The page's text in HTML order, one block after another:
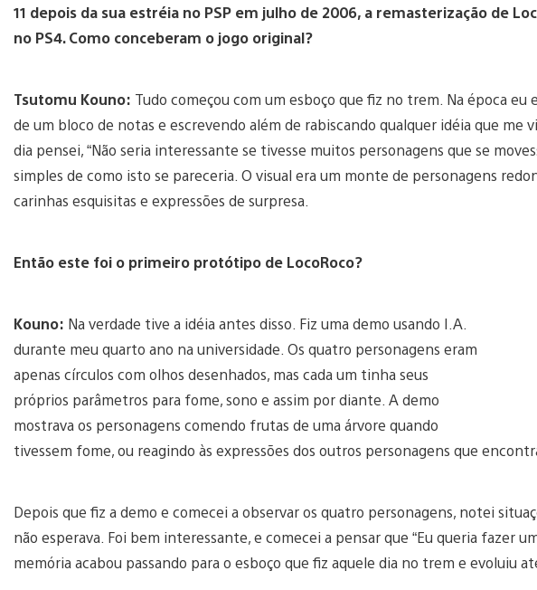
11 depois da sua estréia no PSP em julho de 2006, a remasterização de
no PS4. Como conceberam o jogo original?
Tsutomu Kouno: Tudo começou com um esboço que fiz no trem. Na época eu
de um bloco de notas e escrevendo além de rabiscando qualquer idéia que me
dia pensei, “Não seria interessante se tivesse muitos personagens que se
simples de como isto se pareceria. O visual era um monte de personagens
carinhas esquisitas e expressões de surpresa.
Então este foi o primeiro protótipo de LocoRoco?
Kouno: Na verdade tive a idéia antes disso. Fiz uma demo usando I.A.
durante meu quarto ano na universidade. Os quatro personagens eram
apenas círculos com olhos desenhados, mas cada um tinha seus
próprios parâmetros para fome, sono e assim por diante. A demo
mostrava os personagens comendo frutas de uma árvore quando
tivessem fome, ou reagindo às expressões dos outros personagens que
Depois que fiz a demo e comecei a observar os quatro personagens, notei
não esperava. Foi bem interessante, e comecei a pensar que “Eu queria fazer
memória acabou passando para o esboço que fiz aquele dia no trem e evoluiu